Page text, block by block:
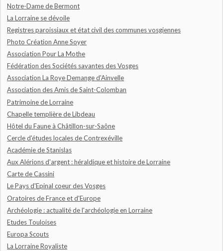
Notre-Dame de Bermont
La Lorraine se dévoile
Registres paroissiaux et état civil des communes vosgiennes
Photo Création Anne Soyer
Association Pour La Mothe
Fédération des Sociétés savantes des Vosges
Association La Roye Demange d'Ainvelle
Association des Amis de Saint-Colomban
Patrimoine de Lorraine
Chapelle templière de Libdeau
Hôtel du Faune à Châtillon-sur-Saône
Cercle d'études locales de Contrexéville
Académie de Stanislas
Aux Alérions d'argent : héraldique et histoire de Lorraine
Carte de Cassini
Le Pays d'Epinal coeur des Vosges
Oratoires de France et d'Europe
Archéologie : actualité de l'archéologie en Lorraine
Etudes Touloises
Europa Scouts
La Lorraine Royaliste